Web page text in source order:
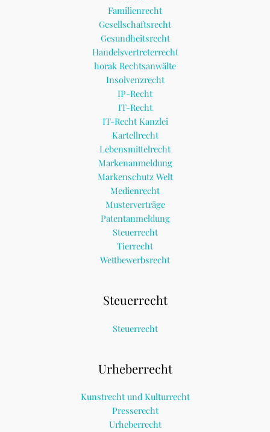
Familienrecht
Gesellschaftsrecht
Gesundheitsrecht
Handelsvertreterrecht
horak Rechtsanwälte
Insolvenzrecht
IP-Recht
IT-Recht
IT-Recht Kanzlei
Kartellrecht
Lebensmittelrecht
Markenanmeldung
Markenschutz Welt
Medienrecht
Musterverträge
Patentanmeldung
Steuerrecht
Tierrecht
Wettbewerbsrecht
Steuerrecht
Steuerrecht
Urheberrecht
Kunstrecht und Kulturrecht
Presserecht
Urheberrecht